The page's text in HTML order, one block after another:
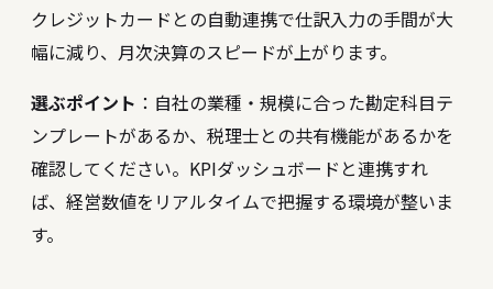
クレジットカードとの自動連携で仕訳入力の手間が大
幅に減り、月次決算のスピードが上がります。
選ぶポイント ：自社の業種・規模に合った勘定科目テ
ンプレートがあるか、税理士との共有機能があるかを
確認してください。 KPIダッシュボード と連携すれ
ば、経営数値をリアルタイムで把握する環境が整いま
す。